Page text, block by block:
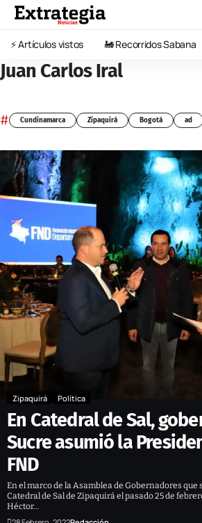
⚡️ Artículos vistos 🚂 Recorridos Sabana
Juan Carlos Iral
# Cundinamarca Zipaquirá Bogotá ad
Zipaquirá Política
En Catedral de Sal,
Sucre asumió la
FND
En el marco de la Asamblea de Gobernadores que
Catedral de Sal de Zipaquirá el pasado 25 de
Héctor…